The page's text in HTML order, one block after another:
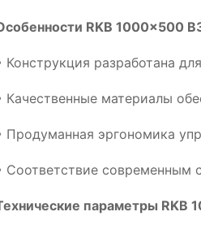
RKB 1000x500
Конструкция разработана
Качественные материалы
Продуманная эргономика
Соответствие современным
параметры RKB